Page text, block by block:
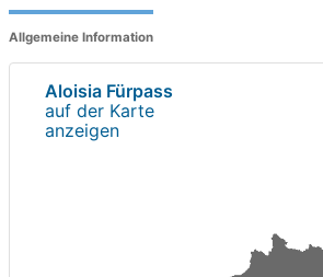
Allgemeine Information
Aloisia Fürpass
auf der Karte
anzeigen